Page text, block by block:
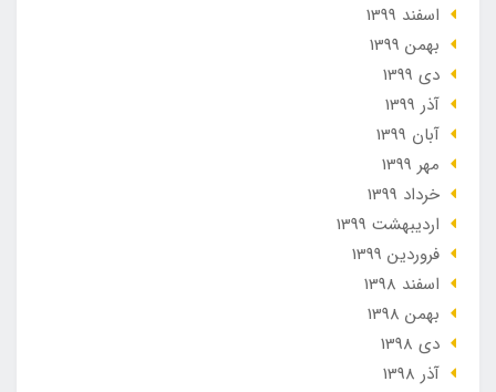
اسفند 1399
بهمن 1399
دی 1399
آذر 1399
آبان 1399
مهر 1399
خرداد 1399
ارديبهشت 1399
فروردین 1399
اسفند 1398
بهمن 1398
دی 1398
آذر 1398